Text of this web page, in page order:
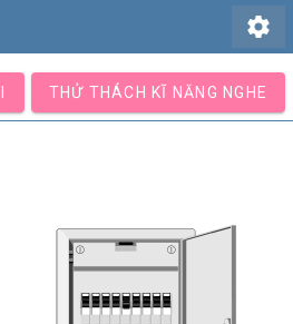
settings
THỬ THÁCH KĨ NĂNG NGHE